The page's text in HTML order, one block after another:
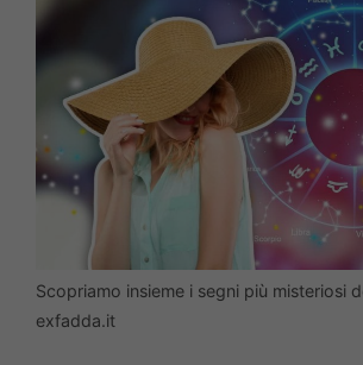
Scopriamo insieme i segni più misteriosi
exfadda.it